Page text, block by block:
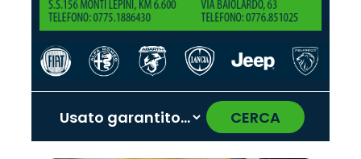
CERCA
‹ ›